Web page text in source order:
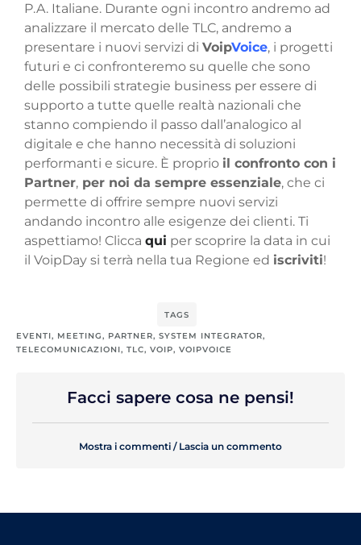
P.A. Italiane. Durante ogni incontro andremo ad
analizzare il mercato delle TLC, andremo a
presentare i nuovi servizi di VoipVoice, i progetti
futuri e ci confronteremo su quelle che sono
delle possibili strategie business per essere di
supporto a tutte quelle realtà nazionali che
stanno compiendo il passo dall’analogico al
digitale e che hanno necessità di soluzioni
performanti e sicure. È proprio il confronto con i
Partner, per noi da sempre essenziale, che ci
permette di offrire sempre nuovi servizi
andando incontro alle esigenze dei clienti. Ti
aspettiamo! Clicca qui per scoprire la data in cui
il VoipDay si terrà nella tua Regione ed iscriviti!
TAGS
EVENTI, MEETING, PARTNER, SYSTEM INTEGRATOR,
TELECOMUNICAZIONI, TLC, VOIP, VOIPVOICE
Facci sapere cosa ne pensi!
Mostra i commenti / Lascia un commento